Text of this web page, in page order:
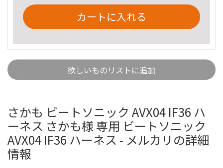
カートに入れる
欲しいものリストに追加
さかも ビートソニック AVX04 IF36 ハ
ーネス さかも様 専用 ビートソニック
AVX04 IF36 ハーネス - メルカリの詳細
情報